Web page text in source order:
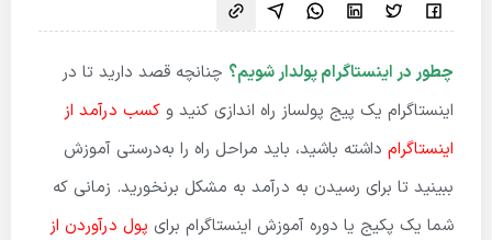
چطور در اینستاگرام پولدار شویم؟ چنانچه قصد دارید تا در
اینستاگرام یک پیج پولساز راه اندازی کنید و کسب درآمد از
اینستاگرام داشته باشید، باید مراحل راه را به‌درستی آموزش
ببینید تا برای رسیدن به درآمد به مشکل برنخورید. زمانی که
شما یک پکیج یا دوره آموزش اینستاگرام برای پول درآوردن از